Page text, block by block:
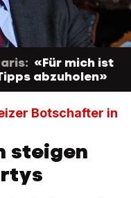
«Für mich ist
abzuholen»
Botschafter in
steigen